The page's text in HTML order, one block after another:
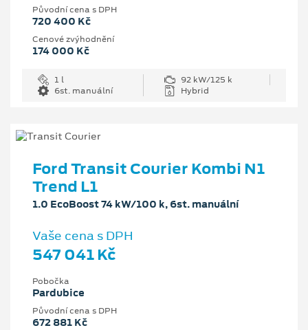
Původní cena s DPH
720 400 Kč
Cenové zvýhodnění
174 000 Kč
1 l
92 kW/125 k
6st. manuální
Hybrid
Ford Transit Courier Kombi N1
Trend L1
1.0 EcoBoost 74 kW/100 k, 6st. manuální
Vaše cena s DPH
547 041 Kč
Pobočka
Pardubice
Původní cena s DPH
672 881 Kč